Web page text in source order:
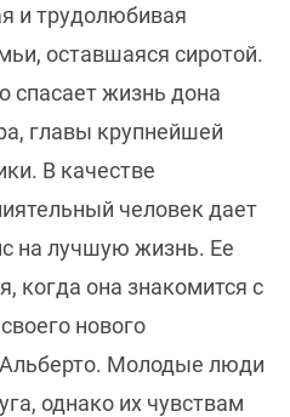
и трудолюбивая
оставшаяся сиротой.
спасает жизнь дона
главы крупнейшей
В качестве
человек дает
на лучшую жизнь. Ее
когда она знакомится с
нового
Молодые люди
однако их чувствам